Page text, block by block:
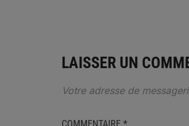
LAISSER UN
Votre adresse de